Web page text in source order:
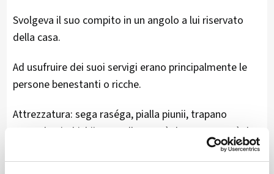
Svolgeva il suo compito in un angolo a lui riservato
della casa.
Ad usufruire dei suoi servigi erano principalmente le
persone benestanti o ricche.
Attrezzatura: sega raséga, pialla piunii, trapano
manuale girabichii, martello martèel, scure segurèel,
coltelli curtèei, punte intercambiabili di varie misure
per il “trapano” poonti e lama ricurva ad un’estremità,